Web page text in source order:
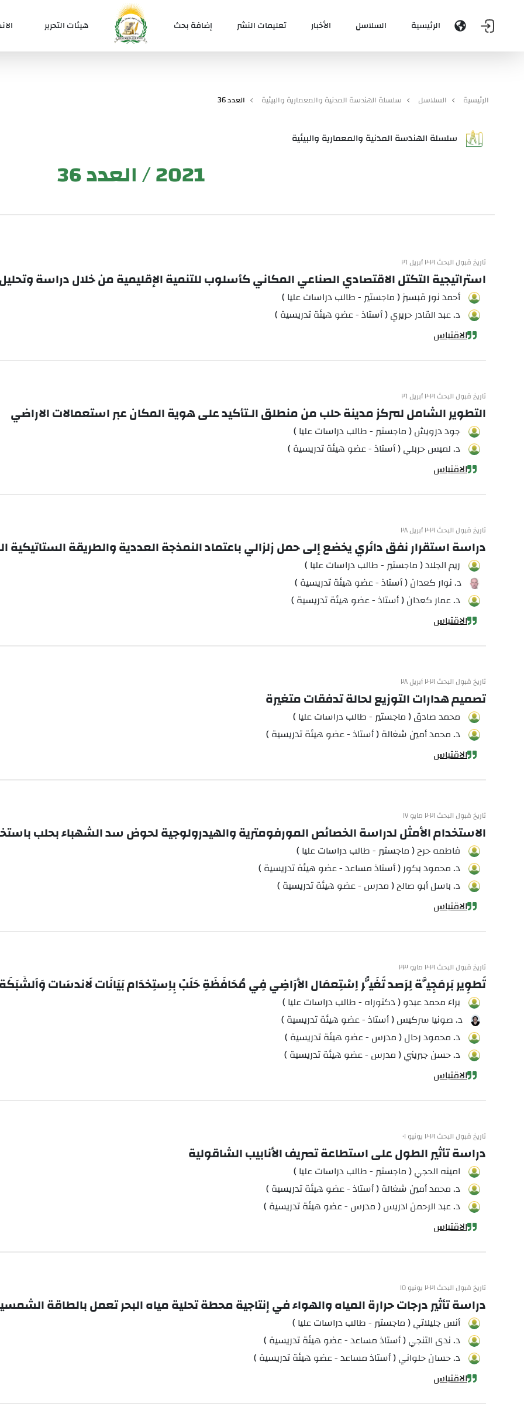
الرئيسية السلاسل الأخبار تعليمات النشر إضافة بحث هيئات التحرير
الرئيسية السلاسل سلسلة الهندسة المدنية والمعمارية والبيئية العدد 36
سلسلة الهندسة المدنية والمعمارية والبيئية
2021 / العدد 36
تاريخ قبول البحث ٢٠٢١ أبريل ٢٦
استراتيجية التكتل الاقتصادي الصناعي المكاني كأسلوب للتنمية الإقليمية من خلال دراسة
أحمد نور قبسيز ( ماجستير - طالب دراسات عليا )
د. عبد القادر حريري ( أستاذ - عضو هيئة تدريسية )
الاقتباس
تاريخ قبول البحث ٢٠٢١ أبريل ٢٦
التطوير الشامل لمركز مدينة حلب من منطلق الـتأكيد على هوية المكان عبر استعمالات الاراضي
جود درويش ( ماجستير - طالب دراسات عليا )
د. لميس حربلي ( أستاذ - عضو هيئة تدريسية )
الاقتباس
تاريخ قبول البحث ٢٠٢١ أبريل ٢٨
دراسة استقرار نفق دائري يخضع إلى حمل زلزالي باعتماد النمذجة العددية والطريقة الستاتيكية
ريم الجلاد ( ماجستير - طالب دراسات عليا )
د. نوار كعدان ( أستاذ - عضو هيئة تدريسية )
د. عمار كعدان ( أستاذ - عضو هيئة تدريسية )
الاقتباس
تاريخ قبول البحث ٢٠٢١ أبريل ٢٨
تصميم هدارات التوزيع لحالة تدفقات متغيرة
محمد صادق ( ماجستير - طالب دراسات عليا )
د. محمد أمين شغالة ( أستاذ - عضو هيئة تدريسية )
الاقتباس
تاريخ قبول البحث ٢٠٢١ مايو ١٧
الاستخدام الأمثل لدراسة الخصائص المورفومترية والهيدرولوجية لحوض سد الشهباء بحلب
فاطمه حرح ( ماجستير - طالب دراسات عليا )
د. محمود بكور ( أستاذ مساعد - عضو هيئة تدريسية )
د. باسل أبو صالح ( مدرس - عضو هيئة تدريسية )
الاقتباس
تاريخ قبول البحث ٢٠٢١ مايو ٢٣
تَطوِير بَرمَجِيَّة لِرَصد تَغَيُّر اِسْتِعمَال الأَرَاضِي فِي مُحَافَظَةِ حَلَبْ بِاِستِخدَام بَيَانَات لَاندسَات
براء محمد عبدو ( دكتوراه - طالب دراسات عليا )
د. صونيا سركيس ( أستاذ - عضو هيئة تدريسية )
د. محمود رحال ( مدرس - عضو هيئة تدريسية )
د. حسن جبريني ( مدرس - عضو هيئة تدريسية )
الاقتباس
تاريخ قبول البحث ٢٠٢١ يونيو ٠١
دراسة تأثير الطول على استطاعة تصريف الأنابيب الشاقولية
امينه الحجي ( ماجستير - طالب دراسات عليا )
د. محمد أمين شغالة ( أستاذ - عضو هيئة تدريسية )
د. عبد الرحمن ادريس ( مدرس - عضو هيئة تدريسية )
الاقتباس
تاريخ قبول البحث ٢٠٢١ يونيو ١٥
دراسة تأثير درجات حرارة المياه والهواء في إنتاجية محطة تحلية مياه البحر تعمل بالطاقة
أنس جليلاتي ( ماجستير - طالب دراسات عليا )
د. ندى التنجي ( أستاذ مساعد - عضو هيئة تدريسية )
د. حسان حلواني ( أستاذ مساعد - عضو هيئة تدريسية )
الاقتباس